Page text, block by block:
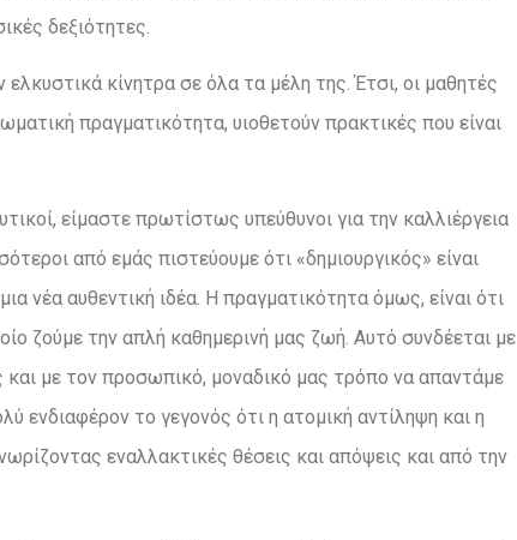
δεξιότητες.
κίνητρα σε όλα τα μέλη της. Έτσι, οι μαθητές
πραγματικότητα, υιοθετούν πρακτικές που είναι
είμαστε πρωτίστως υπεύθυνοι για την καλλιέργεια
από εμάς πιστεύουμε ότι «δημιουργικός» είναι
νέα αυθεντική ιδέα. Η πραγματικότητα όμως, είναι ότι
ζούμε την απλή καθημερινή μας ζωή. Αυτό συνδέεται με
με τον προσωπικό, μοναδικό μας τρόπο να απαντάμε
ενδιαφέρον το γεγονός ότι η ατομική αντίληψη και η
εναλλακτικές θέσεις και απόψεις και από την